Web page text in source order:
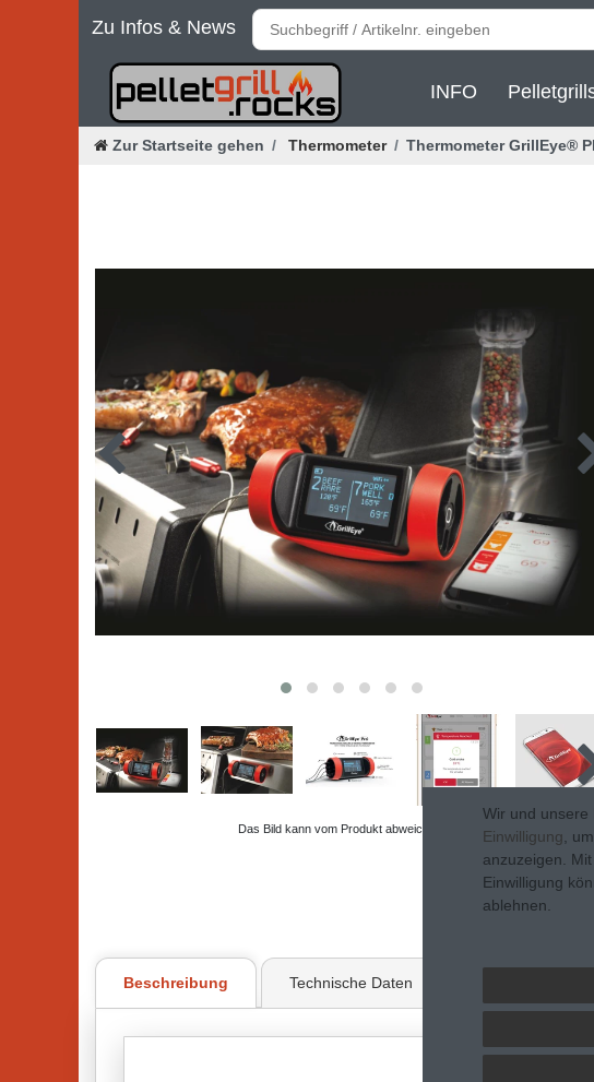
Zu Infos & News
INFO
Zur Startseite gehen Thermometer Thermometer GrillEye®
Das Bild kann vom Produkt abweichen
Beschreibung Technische Daten
Wir und unsere
Einwilligung ,
anzuzeigen.
Einwilligung
ablehnen.